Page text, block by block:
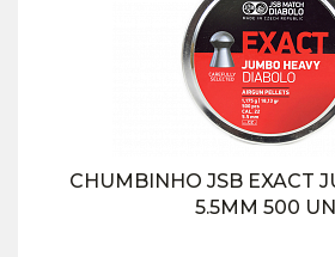
CHUMBINHO JSB EXACT
5.5MM 500